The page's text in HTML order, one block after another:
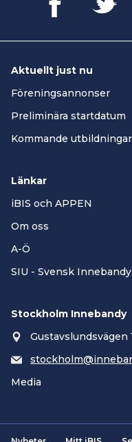
Aktuellt just nu
Föreningsannonser
Preliminära startdatum
Kommande utbildningar
Länkar
iBIS och APPEN
Om oss
A-Ö
SIU - Svensk
Stockholm Innebandy
Gustavslundsvägen
Media